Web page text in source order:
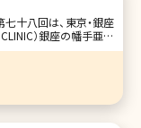
七十八回は、東京・銀座
）銀座の幡手亜梨
容内科から再生医療、
広大なフロアとラ